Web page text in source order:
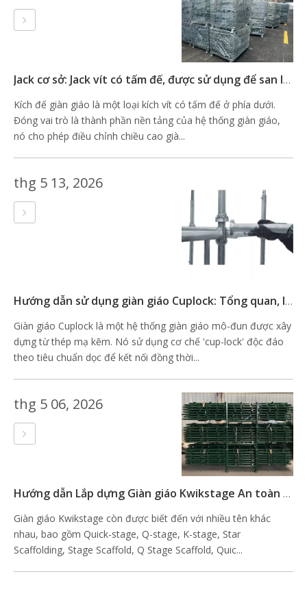
Jack cơ sở: Jack vít có tấm đế, được sử dụng để san lấp mặt bằng hệ thống giàn giáo
Kích đế giàn giáo là một loại kích vít có tấm đế ở phía dưới.
Đóng vai trò là thành phần nền tảng của hệ thống giàn giáo,
nó cho phép điều chỉnh chiều cao già...
thg 5 13, 2026
Hướng dẫn sử dụng giàn giáo Cuplock: Tổng quan, lắp ráp và phòng ngừa khi sử dụng
Giàn giáo Cuplock là một hệ thống giàn giáo mô-đun được xây
dựng từ thép mạ kẽm. Nó sử dụng cơ chế 'cup-lock' độc đáo
theo tiêu chuẩn dọc để kết nối đồng thời...
thg 5 06, 2026
Hướng dẫn Lắp dựng Giàn giáo Kwikstage An toàn (2026)
Giàn giáo Kwikstage còn được biết đến với nhiều tên khác
nhau, bao gồm Quick-stage, Q-stage, K-stage, Star
Scaffolding, Stage Scaffold, Q Stage Scaffold, Quic...